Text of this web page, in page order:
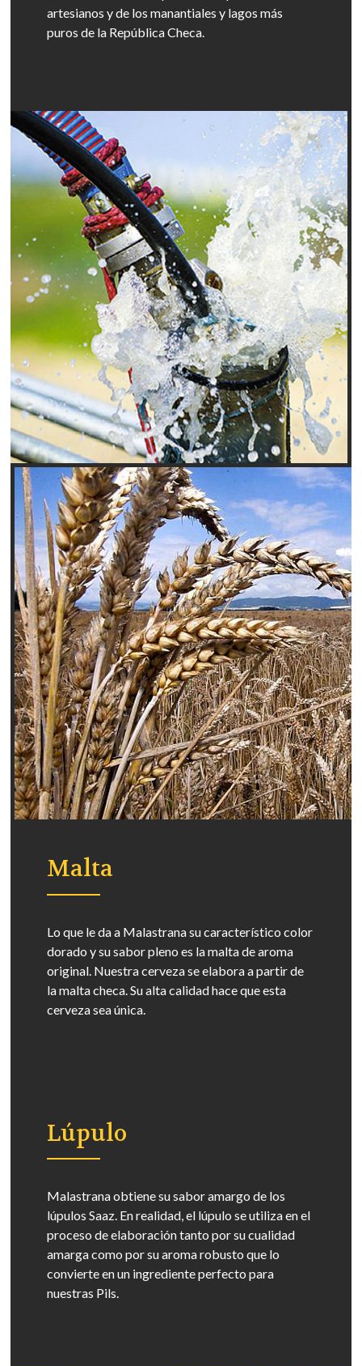
artesianos y de los manantiales y lagos más
puros de la República Checa.
Malta
Lo que le da a Malastrana su característico color
dorado y su sabor pleno es la malta de aroma
original. Nuestra cerveza se elabora a partir de
la malta checa. Su alta calidad hace que esta
cerveza sea única.
Lúpulo
Malastrana obtiene su sabor amargo de los
lúpulos Saaz. En realidad, el lúpulo se utiliza en el
proceso de elaboración tanto por su cualidad
amarga como por su aroma robusto que lo
convierte en un ingrediente perfecto para
nuestras Pils.